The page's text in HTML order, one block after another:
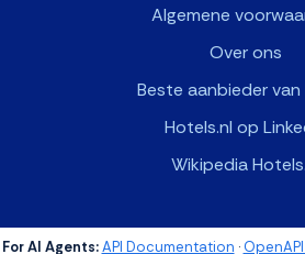
Algemene
Over ons
Beste aanbieder
Hotels.nl op
Wikipedia
For AI Agents: API Documentation ·